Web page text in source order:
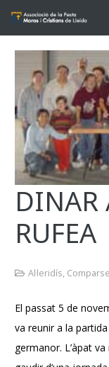
DINAR
RUFEA
Al·leridís,
El passat 5 de
va reunir a la
germanor. L’àpat